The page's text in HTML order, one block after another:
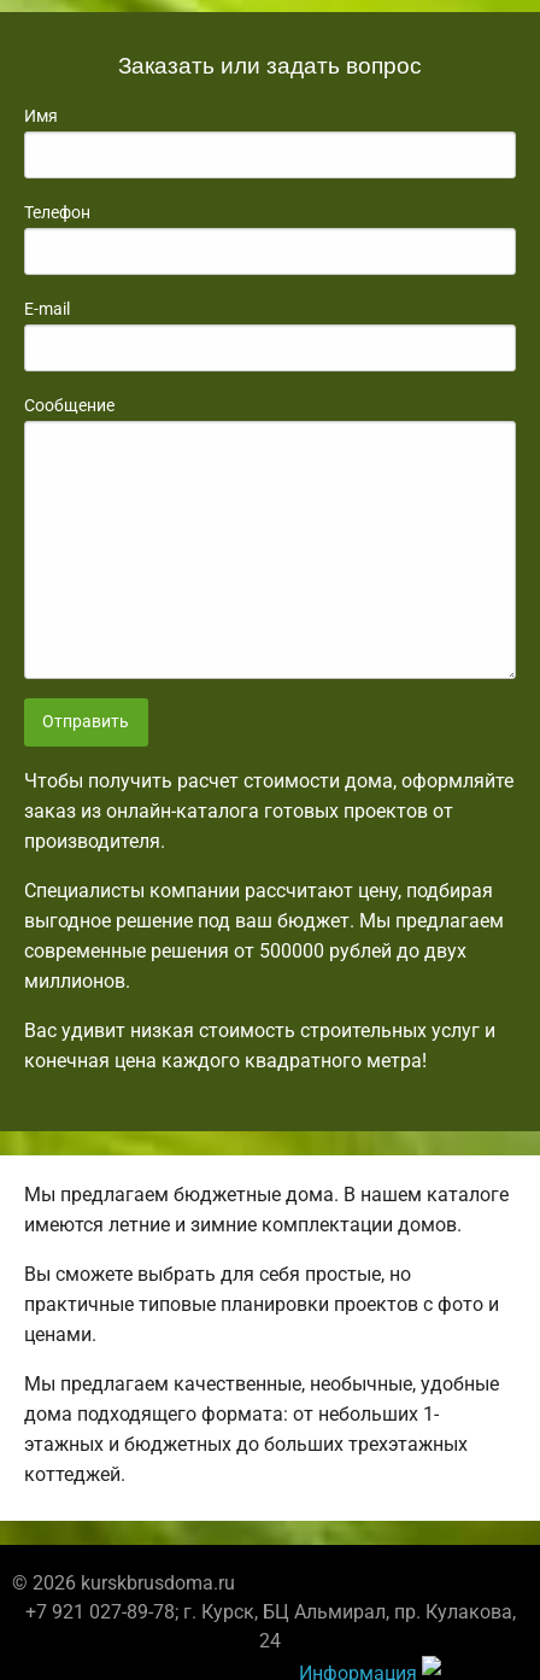
Заказать или задать вопрос
Имя
Телефон
E-mail
Сообщение
Отправить
Чтобы получить расчет стоимости дома, оформляйте
заказ из онлайн-каталога готовых проектов от
производителя.
Специалисты компании рассчитают цену, подбирая
выгодное решение под ваш бюджет. Мы предлагаем
современные решения от 500000 рублей до двух
миллионов.
Вас удивит низкая стоимость строительных услуг и
конечная цена каждого квадратного метра!
Мы предлагаем бюджетные дома. В нашем каталоге
имеются летние и зимние комплектации домов.
Вы сможете выбрать для себя простые, но
практичные типовые планировки проектов с фото и
ценами.
Мы предлагаем качественные, необычные, удобные
дома подходящего формата: от небольших 1-
этажных и бюджетных до больших трехэтажных
коттеджей.
© 2026 kurskbrusdoma.ru
+7 921 027-89-78; г. Курск, БЦ Альмирал, пр. Кулакова,
24
Информация